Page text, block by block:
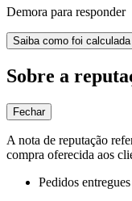
Demora para responder
Saiba como foi
Sobre a
Fechar
A nota de reputação
compra oferecida aos
Pedidos